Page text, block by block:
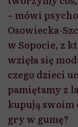
– mówi
Osowiecka-
w Sopocie, z
wzięła się
czego dzieci
pamiętamy z
kupują swoim
gry w gumę?